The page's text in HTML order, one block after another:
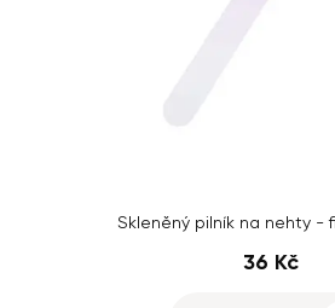
Skleněný pilník na nehty -
36 Kč